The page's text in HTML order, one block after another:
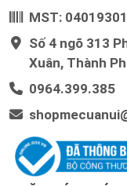
MST:
Số 4 ngõ 313
Xuân, Thành
0964.399.385